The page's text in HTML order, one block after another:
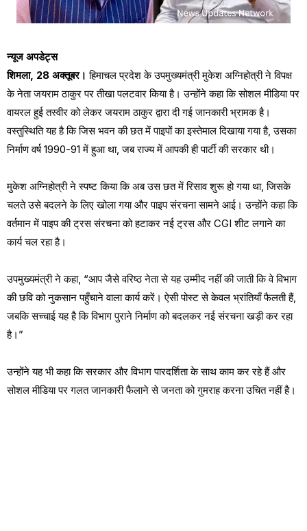
न्यूज अपडेट्स
शिमला, 28 अक्तूबर।हिमाचल प्रदेश के उपमुख्यमंत्री मुकेश अग्निहोत्री ने विपक्ष
के नेता जयराम ठाकुर पर तीखा पलटवार किया है। उन्होंने कहा कि सोशल मीडिया पर
वायरल हुई तस्वीर को लेकर जयराम ठाकुर द्वारा दी गई जानकारी भ्रामक है।
वस्तुस्थिति यह है कि जिस भवन की छत में पाइपों का इस्तेमाल दिखाया गया है, उसका
निर्माण वर्ष 1990-91 में हुआ था, जब राज्य में आपकी ही पार्टी की सरकार थी।
मुकेश अग्निहोत्री ने स्पष्ट किया कि अब उस छत में रिसाव शुरू हो गया था, जिसके
चलते उसे बदलने के लिए खोला गया और पाइप संरचना सामने आई। उन्होंने कहा कि
वर्तमान में पाइप की ट्रस संरचना को हटाकर नई ट्रस और CGI शीट लगाने का
कार्य चल रहा है।
उपमुख्यमंत्री ने कहा, “आप जैसे वरिष्ठ नेता से यह उम्मीद नहीं की जाती कि वे विभाग
की छवि को नुकसान पहुँचाने वाला कार्य करें। ऐसी पोस्ट से केवल भ्रांतियाँ फैलती हैं,
जबकि सच्चाई यह है कि विभाग पुराने निर्माण को बदलकर नई संरचना खड़ी कर रहा
है।”
उन्होंने यह भी कहा कि सरकार और विभाग पारदर्शिता के साथ काम कर रहे हैं और
सोशल मीडिया पर गलत जानकारी फैलाने से जनता को गुमराह करना उचित नहीं है।